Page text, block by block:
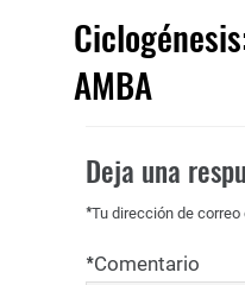
AMBA
Deja una
Tu dirección de
*
Comentario
*